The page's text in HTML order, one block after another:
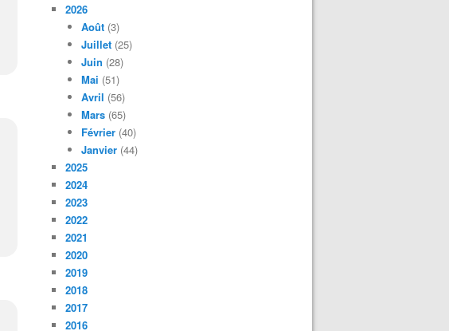
2026
Août (3)
Juillet (25)
Juin (28)
Mai (51)
Avril (56)
Mars (65)
Février (40)
Janvier (44)
2025
2024
2023
2022
2021
2020
2019
2018
2017
2016